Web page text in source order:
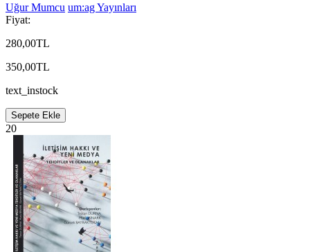
Uğur Mumcu um:ag Yayınları
Fiyat:
280,00TL
350,00TL
text_instock
Sepete Ekle
20